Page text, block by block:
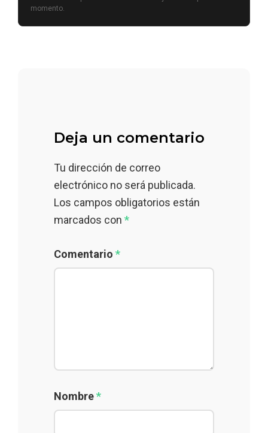
momento.
Deja un comentario
Tu dirección de correo
electrónico no será publicada.
Los campos obligatorios están
marcados con *
Comentario *
Nombre*